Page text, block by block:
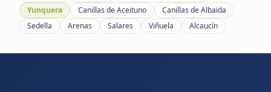
Yunquera
Canillas de Aceituno
Canillas de Albaida
Sedella
Arenas Salares Viñuela Alcaucín